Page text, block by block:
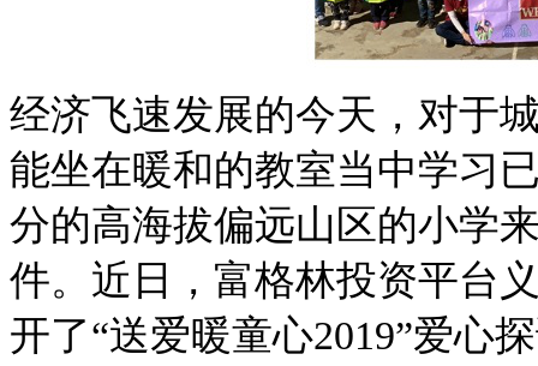
经济飞速发展的今天，对于
能坐在暖和的教室当中学习
分的高海拔偏远山区的小学
件。 近日
，富格林投资平台
开了“送爱暖童心2019”爱心